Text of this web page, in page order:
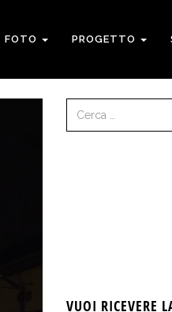
FOTO PROGETTO
VUOI RICEVERE